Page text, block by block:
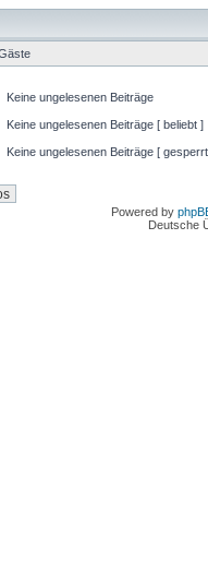
Keine ungelesenen Beiträge
Keine ungelesenen Beiträge [ beliebt ]
Keine ungelesenen Beiträge [
Powered by
Deutsche